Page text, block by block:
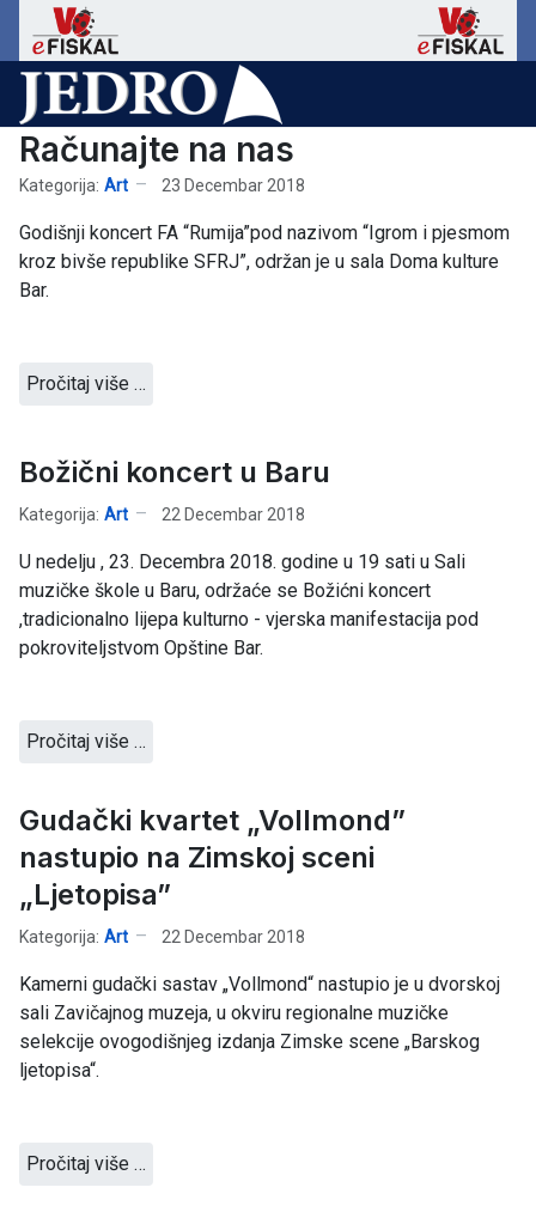
Računajte na nas
Kategorija: Art 23 Decembar 2018
Godišnji koncert FA “Rumija”pod nazivom “Igrom i pjesmom
kroz bivše republike SFRJ”, održan je u sala Doma kulture
Bar.
Pročitaj više …
Božični koncert u Baru
Kategorija: Art 22 Decembar 2018
U nedelju , 23. Decembra 2018. godine u 19 sati u Sali
muzičke škole u Baru, održaće se Božićni koncert
,tradicionalno lijepa kulturno - vjerska manifestacija pod
pokroviteljstvom Opštine Bar.
Pročitaj više …
Gudački kvartet „Vollmond”
nastupio na Zimskoj sceni
„Ljetopisa”
Kategorija: Art 22 Decembar 2018
Kamerni gudački sastav „Vollmond“ nastupio je u dvorskoj
sali Zavičajnog muzeja, u okviru regionalne muzičke
selekcije ovogodišnjeg izdanja Zimske scene „Barskog
ljetopisa“.
Pročitaj više …